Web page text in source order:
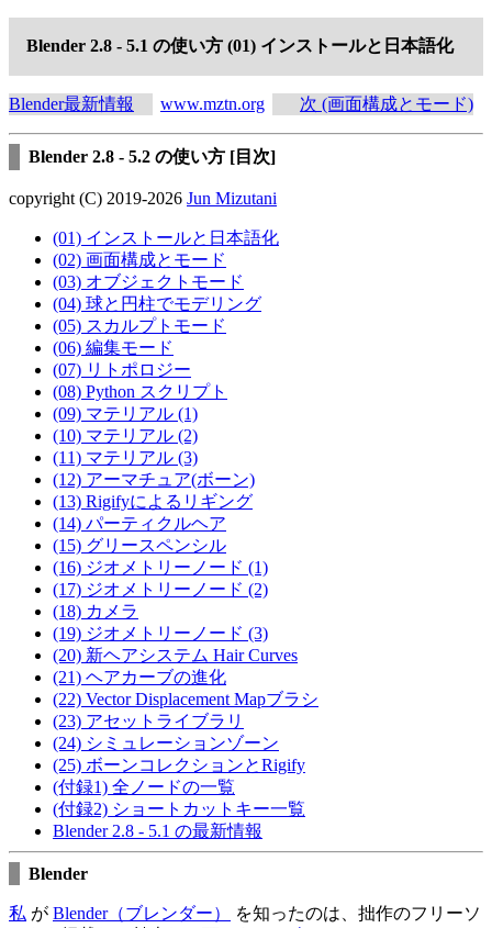
Blender 2.8 - 5.1 の使い方 (01) インストールと日本語化
Blender最新情報 www.mztn.org 次 (画面構成とモード)
Blender 2.8 - 5.2 の使い方 [目次]
copyright (C) 2019-2026 Jun Mizutani
(01) インストールと日本語化
(02) 画面構成とモード
(03) オブジェクトモード
(04) 球と円柱でモデリング
(05) スカルプトモード
(06) 編集モード
(07) リトポロジー
(08) Python スクリプト
(09) マテリアル (1)
(10) マテリアル (2)
(11) マテリアル (3)
(12) アーマチュア(ボーン)
(13) Rigifyによるリギング
(14) パーティクルヘア
(15) グリースペンシル
(16) ジオメトリーノード (1)
(17) ジオメトリーノード (2)
(18) カメラ
(19) ジオメトリーノード (3)
(20) 新ヘアシステム Hair Curves
(21) ヘアカーブの進化
(22) Vector Displacement Mapブラシ
(23) アセットライブラリ
(24) シミュレーションゾーン
(25) ボーンコレクションとRigify
(付録1) 全ノードの一覧
(付録2) ショートカットキー一覧
Blender 2.8 - 5.1 の最新情報
Blender
私 が Blender（ブレンダー）
を知ったのは、拙作のフリーソ